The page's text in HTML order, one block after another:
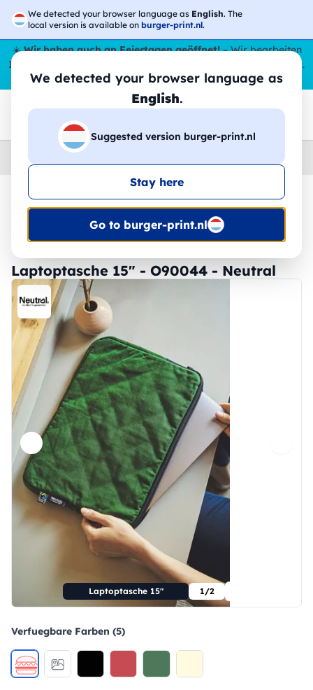
We detected your browser language as English. The
local version is available on burger-print.nl.
We detected your browser language as
English.
Suggested version burger-print.nl
Stay here
Go to burger-print.nl
☀️Wir haben auch an Feiertagen geöffnet!– Wir bearbeiten
Ihre Bestellungen den ganzen Sommer über,
sogar im August.
😎🌴
Home
🔥 -30 % DTF-Druck
Laptoptasche 15" - O90044 - Neutral
Laptoptasche 15" 1/2
Verfuegbare Farben (5)